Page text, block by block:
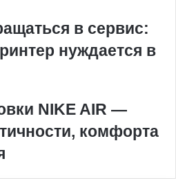
в сервис:
нуждается в
NIKE AIR —
комфорта